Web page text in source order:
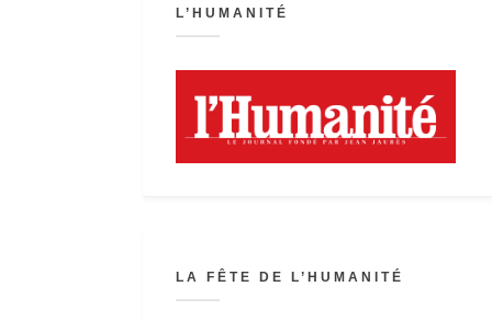
L’HUMANITÉ
LA FÊTE DE L’HUMANITÉ